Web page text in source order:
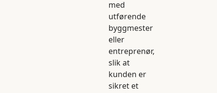
med
utførende
byggmester
eller
entreprenør,
slik at
kunden er
sikret et